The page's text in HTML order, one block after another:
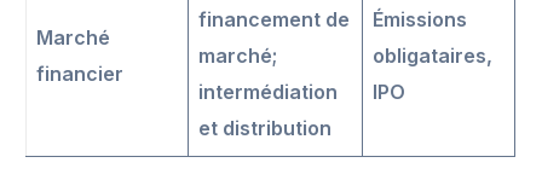
Marché
financier
financement de
marché;
intermédiation
et distribution
Émissions
obligataires,
IPO